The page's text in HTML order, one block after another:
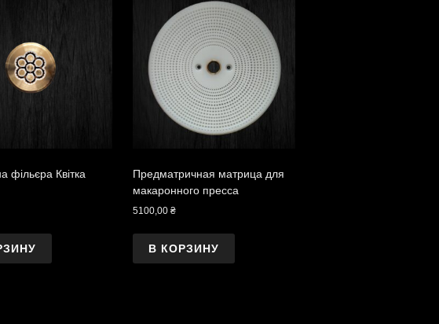
фільєра Квітка
Предматричная матрица для
макаронного пресса
5100,00 ₴
В КОРЗИНУ